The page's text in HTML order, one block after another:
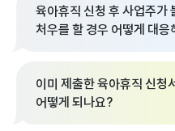
육아휴직 신청 후 사업주가
처우를 할 경우 어떻게 대
이미 제출한 육아휴직 신청
어떻게 되나요?